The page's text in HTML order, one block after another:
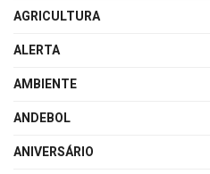
AGRICULTURA
ALERTA
AMBIENTE
ANDEBOL
ANIVERSÁRIO